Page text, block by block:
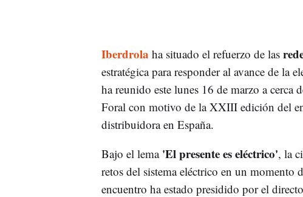
Iberdrola ha situado el refuerzo de las
estratégica para responder al avance de la
ha reunido este lunes 16 de marzo a cerca
Foral con motivo de la XXIII edición del
distribuidora en España.
Bajo el lema 'El presente es eléctrico', la
retos del sistema eléctrico en un momento
encuentro ha estado presidido por el